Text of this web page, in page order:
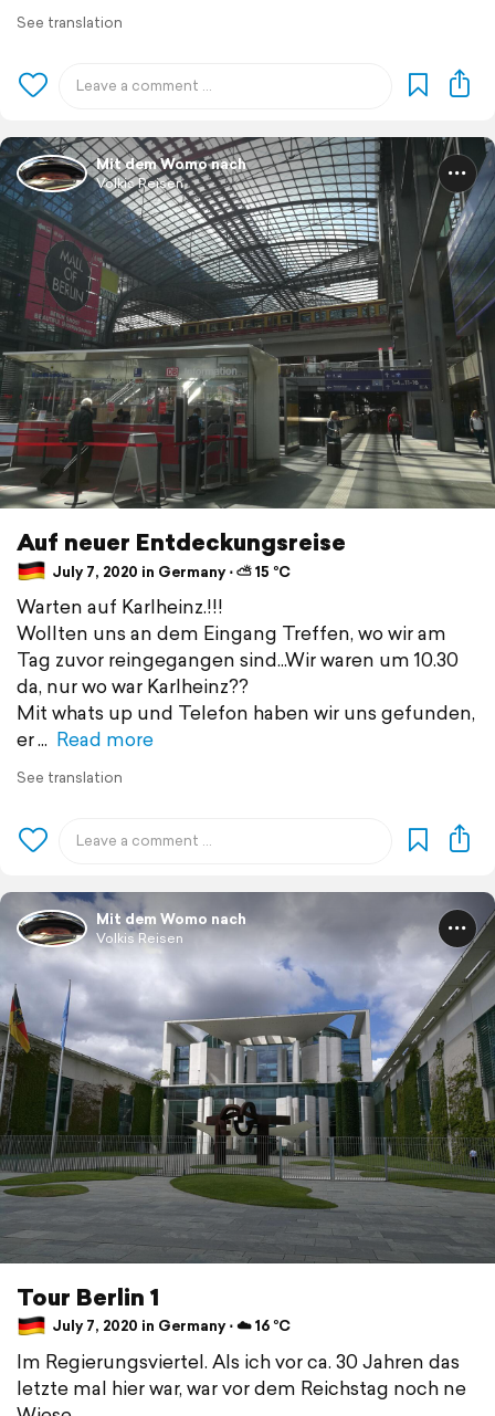
See translation
Mit dem Womo nach
Volkis Reisen
Auf neuer Entdeckungsreise
July 7, 2020 in Germany ⋅ ⛅ 15 °C
Warten auf Karlheinz.!!!
Wollten uns an dem Eingang Treffen, wo wir am
Tag zuvor reingegangen sind...Wir waren um 10.30
da, nur wo war Karlheinz??
Mit whats up und Telefon haben wir uns gefunden,
er
Read more
See translation
Mit dem Womo nach
Volkis Reisen
Tour Berlin 1
July 7, 2020 in Germany ⋅ ☁️ 16 °C
Im Regierungsviertel. Als ich vor ca. 30 Jahren das
letzte mal hier war, war vor dem Reichstag noch ne